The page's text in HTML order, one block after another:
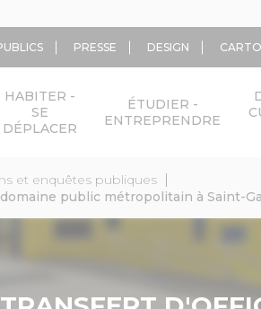
PRESSE DESIGN
HABITER -
SE
DÉPLACER
ÉTUDIER -
ENTREPRENDRE
et enquêtes publiques
public métropolitain à Saint-